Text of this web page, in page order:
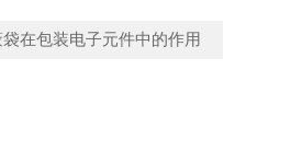
在包装电子元件中的作用